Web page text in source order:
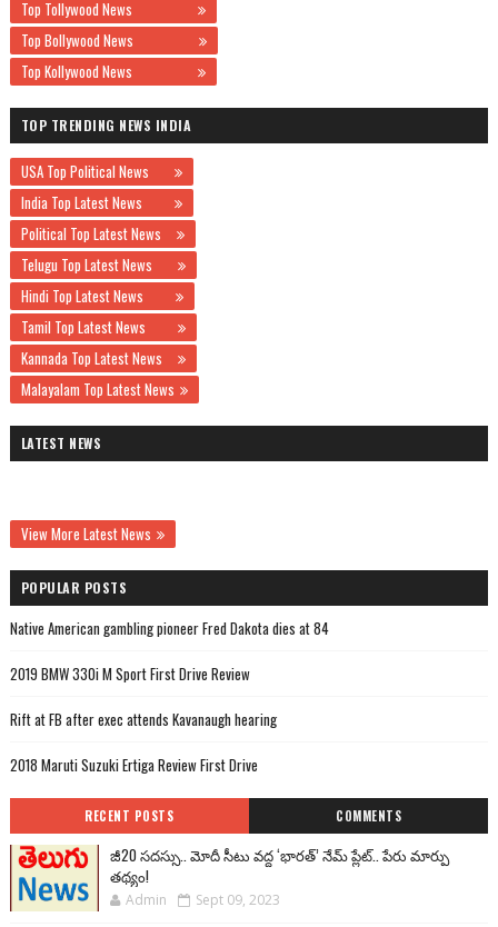
Top Tollywood News
Top Bollywood News
Top Kollywood News
TOP TRENDING NEWS INDIA
USA Top Political News
India Top Latest News
Political Top Latest News
Telugu Top Latest News
Hindi Top Latest News
Tamil Top Latest News
Kannada Top Latest News
Malayalam Top Latest News
LATEST NEWS
View More Latest News
POPULAR POSTS
Native American gambling pioneer Fred Dakota dies at 84
2019 BMW 330i M Sport First Drive Review
Rift at FB after exec attends Kavanaugh hearing
2018 Maruti Suzuki Ertiga Review First Drive
RECENT POSTS COMMENTS
జీ20 సదస్సు.. మోదీ సీటు వద్ద ‘భారత్’ నేమ్ ప్లేట్‌.. పేరు మార్పు
తథ్యం!
Admin Sept 09, 2023